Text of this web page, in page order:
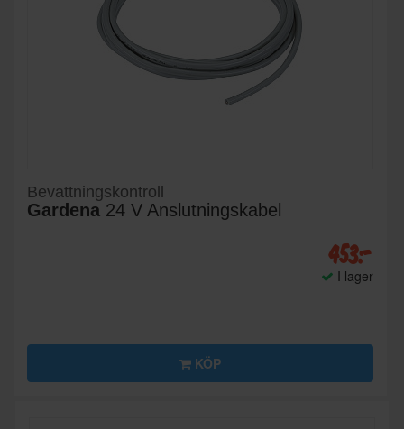
Bevattningskontroll
Gardena 24 V Anslutningskabel
453:-
I lager
KÖP